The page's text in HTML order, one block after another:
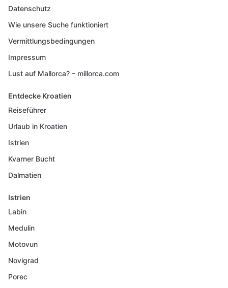
Datenschutz
Wie unsere Suche funktioniert
Vermittlungsbedingungen
Impressum
Lust auf Mallorca? – millorca.com
Entdecke Kroatien
Reiseführer
Urlaub in Kroatien
Istrien
Kvarner Bucht
Dalmatien
Istrien
Labin
Medulin
Motovun
Novigrad
Porec